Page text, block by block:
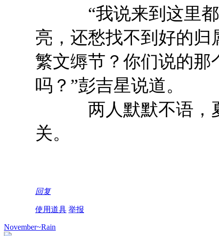
“我说来到这里都
亮，还愁找不到好的
繁文缛节？你们说的
吗？”彭吉星说道。
两人默默不语，夏
关。
回复
使用道具 举报
November~Rain